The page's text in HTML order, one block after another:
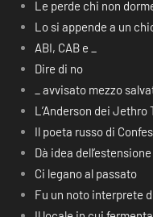
Le perde chi non
Lo si appende a un
ABI, CAB e _
Dire di no
_ avvisato mezzo
L’Anderson dei Jethro
Il poeta russo di
Dà idea
Ci legano al passato
Fu un noto interprete